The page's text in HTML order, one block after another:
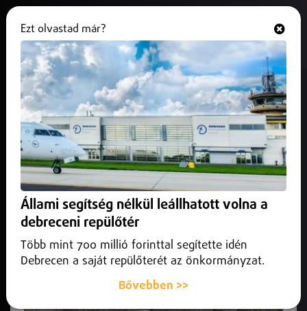
Leszakadt egy Debrecenből
felszállt magángép ajtaja
Nyíregyháza felett
2026. május 29.Nyíregyháza
Nyíregyháza mellett Rozsrétiszőlőnél, egy szántóföldön
találták meg annak a magánrepülőgépnek a vészkijárati
ajtaját, amely csütörtökön délelőtt 11 óra körül szakadt le
repülés közben Szabolcs-Szatmár-Bereg vármegye felett.
Ezt olvastad már?
Állami segítség nélkül leállhatott volna a
debreceni repülőtér
Több mint 700 millió forinttal segítette idén
Debrecen a saját repülőterét az önkormányzat.
Bővebben >>